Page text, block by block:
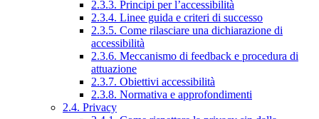
2.3.3. Principi per l’accessibilità
2.3.4. Linee guida e criteri di successo
2.3.5. Come rilasciare una dichiarazione di
accessibilità
2.3.6. Meccanismo di feedback e procedura di
attuazione
2.3.7. Obiettivi accessibilità
2.3.8. Normativa e approfondimenti
2.4. Privacy